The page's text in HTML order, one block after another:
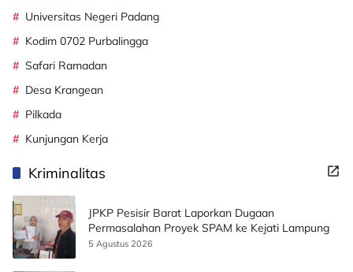
Universitas Negeri Padang
Kodim 0702 Purbalingga
Safari Ramadan
Desa Krangean
Pilkada
Kunjungan Kerja
Kriminalitas
JPKP Pesisir Barat Laporkan Dugaan
Permasalahan Proyek SPAM ke Kejati Lampung
5 Agustus 2026